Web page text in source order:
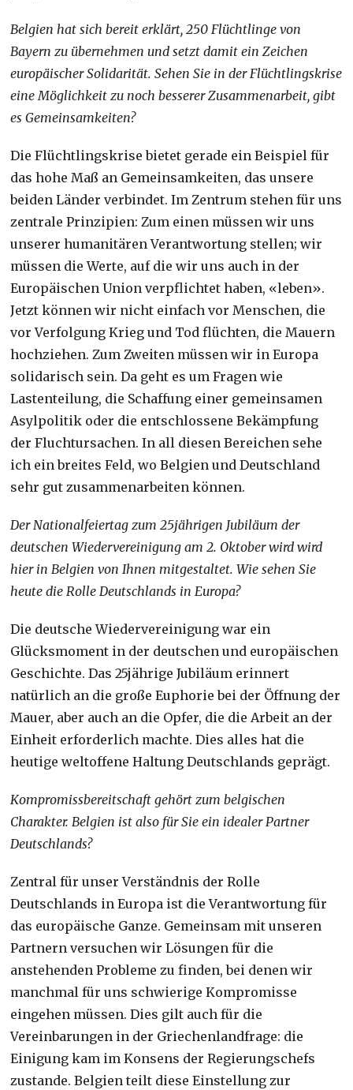
Belgien hat sich bereit erklärt, 250 Flüchtlinge von
Bayern zu übernehmen und setzt damit ein Zeichen
europäischer Solidarität. Sehen Sie in der Flüchtlingskrise
eine Möglichkeit zu noch besserer Zusammenarbeit, gibt
es Gemeinsamkeiten?
Die Flüchtlingskrise bietet gerade ein Beispiel für
das hohe Maß an Gemeinsamkeiten, das unsere
beiden Länder verbindet. Im Zentrum stehen für uns
zentrale Prinzipien: Zum einen müssen wir uns
unserer humanitären Verantwortung stellen; wir
müssen die Werte, auf die wir uns auch in der
Europäischen Union verpflichtet haben, «leben».
Jetzt können wir nicht einfach vor Menschen, die
vor Verfolgung Krieg und Tod flüchten, die Mauern
hochziehen. Zum Zweiten müssen wir in Europa
solidarisch sein. Da geht es um Fragen wie
Lastenteilung, die Schaffung einer gemeinsamen
Asylpolitik oder die entschlossene Bekämpfung
der Fluchtursachen. In all diesen Bereichen sehe
ich ein breites Feld, wo Belgien und Deutschland
sehr gut zusammenarbeiten können.
Der Nationalfeiertag zum 25jährigen Jubiläum der
deutschen Wiedervereinigung am 2. Oktober wird wird
hier in Belgien von Ihnen mitgestaltet. Wie sehen Sie
heute die Rolle Deutschlands in Europa?
Die deutsche Wiedervereinigung war ein
Glücksmoment in der deutschen und europäischen
Geschichte. Das 25jährige Jubiläum erinnert
natürlich an die große Euphorie bei der Öffnung der
Mauer, aber auch an die Opfer, die die Arbeit an der
Einheit erforderlich machte. Dies alles hat die
heutige weltoffene Haltung Deutschlands geprägt.
Kompromissbereitschaft gehört zum belgischen
Charakter. Belgien ist also für Sie ein idealer Partner
Deutschlands?
Zentral für unser Verständnis der Rolle
Deutschlands in Europa ist die Verantwortung für
das europäische Ganze. Gemeinsam mit unseren
Partnern versuchen wir Lösungen für die
anstehenden Probleme zu finden, bei denen wir
manchmal für uns schwierige Kompromisse
eingehen müssen. Dies gilt auch für die
Vereinbarungen in der Griechenlandfrage: die
Einigung kam im Konsens der Regierungschefs
zustande. Belgien teilt diese Einstellung zur